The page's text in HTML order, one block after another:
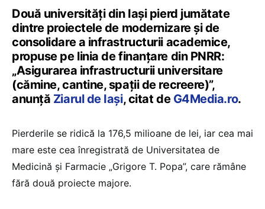
Două universități din Iași pierd jumătate
dintre proiectele de modernizare și de
consolidare a infrastructurii academice,
propuse pe linia de finanțare din PNRR:
„Asigurarea infrastructurii universitare
(cămine, cantine, spații de recreere)”,
anunță Ziarul de Iași, citat de G4Media.ro.
Pierderile se ridică la 176,5 milioane de lei, iar cea mai
mare este cea înregistrată de Universitatea de
Medicină și Farmacie „Grigore T. Popa”, care rămâne
fără două proiecte majore.